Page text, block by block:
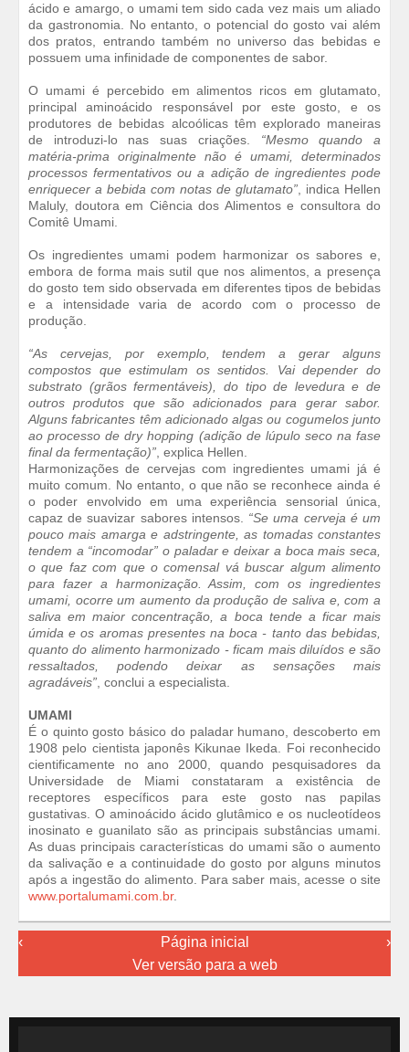
ácido e amargo, o umami tem sido cada vez mais um aliado
da gastronomia. No entanto, o potencial do gosto vai além
dos pratos, entrando também no universo das bebidas e
possuem uma infinidade de componentes de sabor.
O umami é percebido em alimentos ricos em glutamato,
principal aminoácido responsável por este gosto, e os
produtores de bebidas alcoólicas têm explorado maneiras
de introduzi-lo nas suas criações. “Mesmo quando a
matéria-prima originalmente não é umami, determinados
processos fermentativos ou a adição de ingredientes pode
enriquecer a bebida com notas de glutamato” , indica Hellen
Maluly, doutora em Ciência dos Alimentos e consultora do
Comitê Umami.
Os ingredientes umami podem harmonizar os sabores e,
embora de forma mais sutil que nos alimentos, a presença
do gosto tem sido observada em diferentes tipos de bebidas
e a intensidade varia de acordo com o processo de
produção.
“As cervejas, por exemplo, tendem a gerar alguns
compostos que estimulam os sentidos. Vai depender do
substrato (grãos fermentáveis), do tipo de levedura e de
outros produtos que são adicionados para gerar sabor.
Alguns fabricantes têm adicionado algas ou cogumelos junto
ao processo de dry hopping (adição de lúpulo seco na fase
final da fermentação)” , explica Hellen.
Harmonizações de cervejas com ingredientes umami já é
muito comum. No entanto, o que não se reconhece ainda é
o poder envolvido em uma experiência sensorial única,
capaz de suavizar sabores intensos. “Se uma cerveja é um
pouco mais amarga e adstringente, as tomadas constantes
tendem a “incomodar” o paladar e deixar a boca mais seca,
o que faz com que o comensal vá buscar algum alimento
para fazer a harmonização. Assim, com os ingredientes
umami, ocorre um aumento da produção de saliva e, com a
saliva em maior concentração, a boca tende a ficar mais
úmida e os aromas presentes na boca - tanto das bebidas,
quanto do alimento harmonizado - ficam mais diluídos e são
ressaltados, podendo deixar as sensações mais
agradáveis” , conclui a especialista.
UMAMI
É o quinto gosto básico do paladar humano, descoberto em
1908 pelo cientista japonês Kikunae Ikeda. Foi reconhecido
cientificamente no ano 2000, quando pesquisadores da
Universidade de Miami constataram a existência de
receptores específicos para este gosto nas papilas
gustativas. O aminoácido ácido glutâmico e os nucleotídeos
inosinato e guanilato são as principais substâncias umami.
As duas principais características do umami são o aumento
da salivação e a continuidade do gosto por alguns minutos
após a ingestão do alimento. Para saber mais, acesse o site
www.portalumami.com.br.
‹ ›
Página inicial
Ver versão para a web